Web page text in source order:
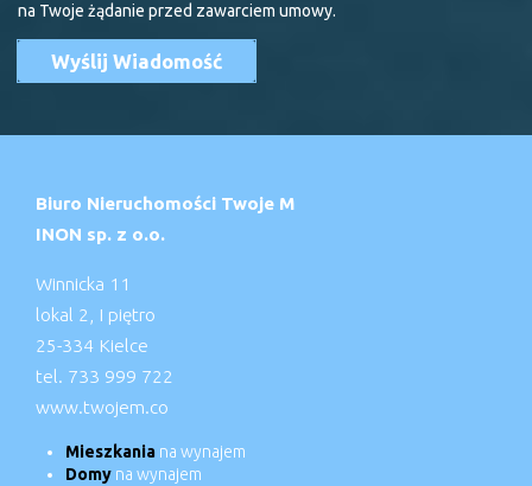
na Twoje żądanie przed zawarciem umowy.
Biuro Nieruchomości Twoje M
INON sp. z o.o.
Winnicka 11
lokal 2, I piętro
25-334 Kielce
tel. 733 999 722
www.twojem.co
Mieszkania na wynajem
Domy na wynajem